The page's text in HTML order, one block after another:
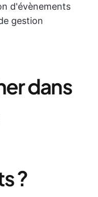
d'évènements
gestion
dans
?